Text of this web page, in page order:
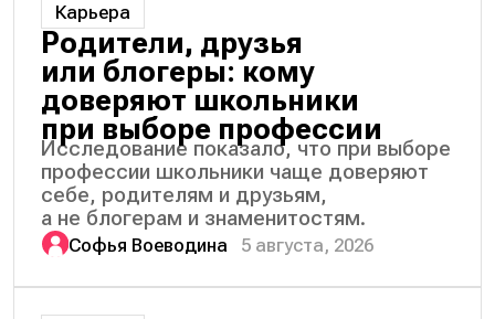
Карьера
Родители, друзья
или блогеры: кому
доверяют школьники
при выборе профессии
Исследование показало, что при выборе
профессии школьники чаще доверяют
себе, родителям и друзьям,
а не блогерам и знаменитостям.
Софья Воеводина 5 августа, 2026